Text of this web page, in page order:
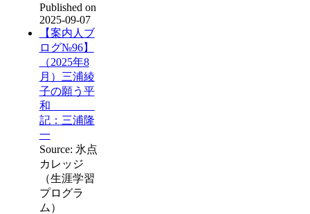
Published on
2025-09-07
【案内人ブ
ログ№96】
（2025年8
月）三浦綾
子の願う平
和
記：三浦隆
一
Source: 氷点
カレッジ
（生涯学習
プログラ
ム）